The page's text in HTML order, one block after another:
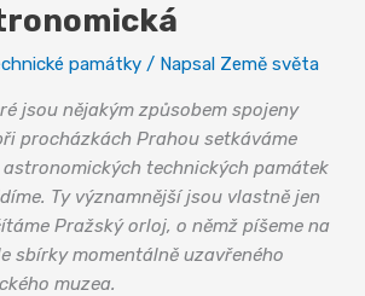
památky / Napsal Země světa
jsou nějakým způsobem spojeny
procházkách Prahou setkáváme
technických památek
Ty významnější jsou vlastně jen
Pražský orloj, o němž píšeme na
sbírky momentálně uzavřeného
muzea.